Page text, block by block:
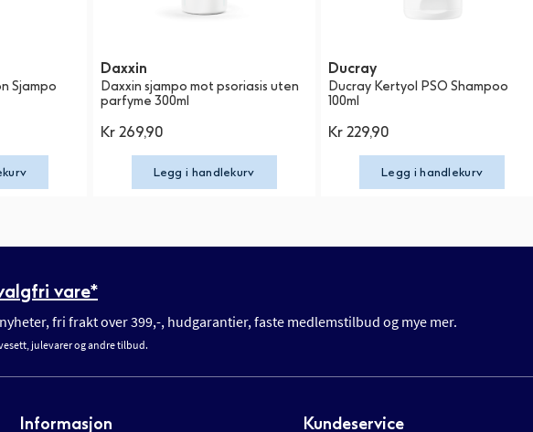
Sjampo
Daxxin
Daxxin sjampo mot psoriasis uten
parfyme 300ml
Kr 269,90
Legg i handlekurv
Ducray
Ducray Kertyol PSO Shampoo
100ml
Kr 229,90
Legg i handlekurv
vare*
fri frakt over 399,-, hudgarantier, faste medlemstilbud og mye mer.
julevarer og andre tilbud.
Informasjon Kundeservice